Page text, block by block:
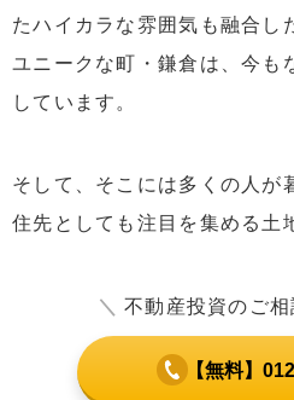
たハイカラな雰囲気も融合し
ユニークな町・鎌倉は、今も
しています。
そして、そこには多くの人が
住先としても注目を集める土
＼ 不動産投資のご相
【無料】